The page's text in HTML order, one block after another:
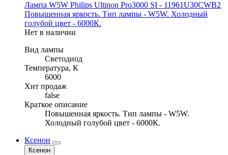
Лампа W5W Philips Ultinon Pro3000 SI - 11961U30CWB2
Повышенная яркость. Тип лампы - W5W. Холодный
голубой цвет - 6000К.
Нет в наличии
Вид лампы
Светодиод
Температура, К
6000
Хит продаж
false
Краткое описание
Повышенная яркость. Тип лампы - W5W.
Холодный голубой цвет - 6000К.
Ксенон
Ксенон